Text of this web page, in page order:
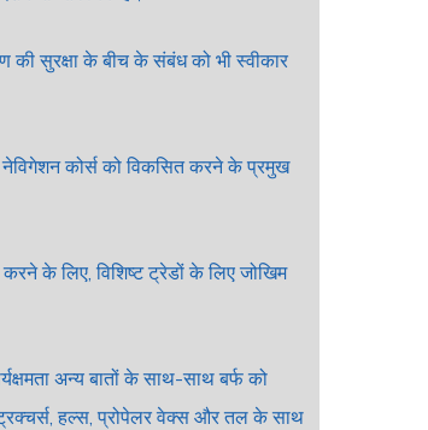
की सुरक्षा के बीच के संबंध को भी स्वीकार
नेविगेशन कोर्स को विकसित करने के प्रमुख
के लिए, विशिष्ट ट्रेडों के लिए जोखिम
अन्य बातों के साथ-साथ बर्फ को
हल्स, प्रोपेलर वेक्स और तल के साथ